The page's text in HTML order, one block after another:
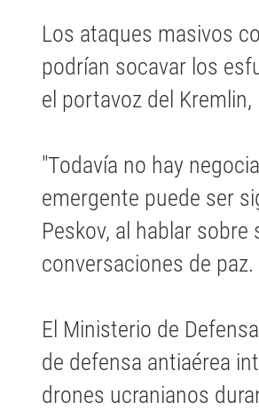
Los ataques masivos
podrían socavar los
el portavoz del Kremlin,
"Todavía no hay
emergente puede ser
Peskov, al hablar
conversaciones de paz.
El Ministerio de
de defensa antiaérea
drones ucranianos